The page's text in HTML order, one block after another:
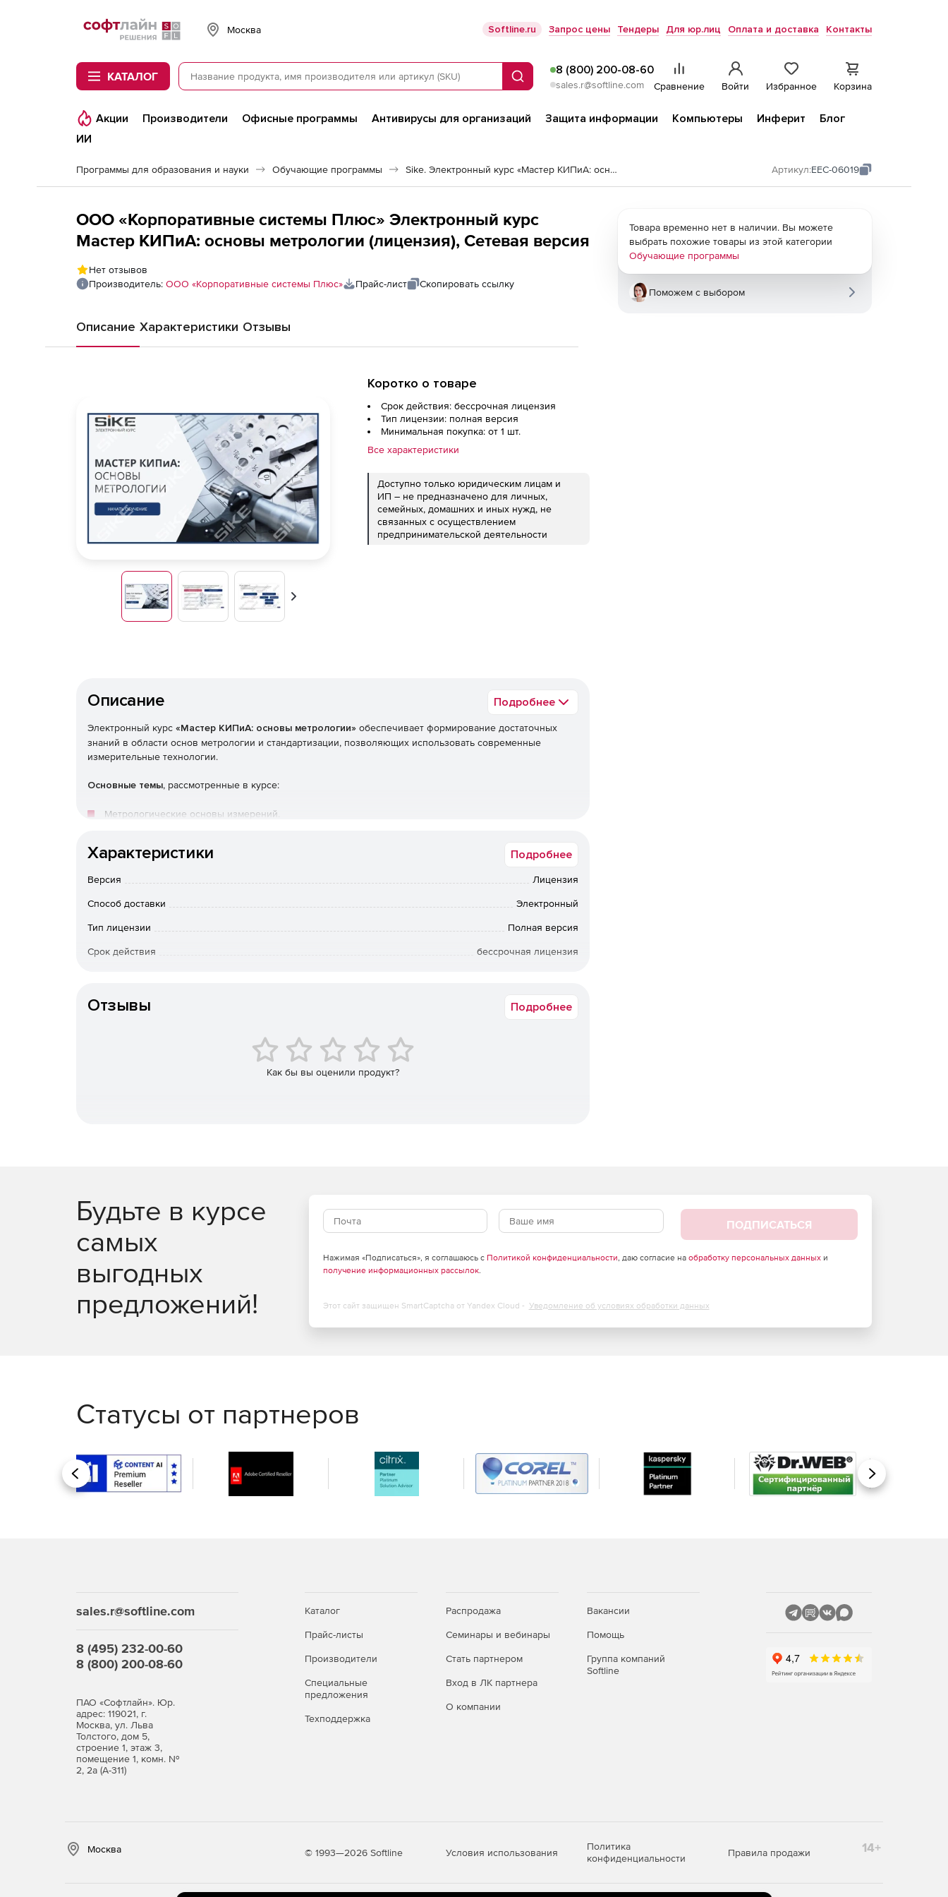
Softline
Москва Softline.ru Запрос цены Тендеры Для юр.лиц Оплата и доставка Контакты
КАТАЛОГ Поиск
8 (800) 200-08-60
sales.r@softline.com Сравнение Войти Избранное Корзина
Акции Производители Офисные программы Антивирусы для организаций Защита информации Компьютеры Инферит
Блог
ИИ
Программы для образования и науки Обучающие программы Sike. Электронный курс «Мастер КИПиА: основы метрологии» Артикул:EEC-06019
ООО «Корпоративные системы Плюс» Электронный курс
Мастер КИПиА: основы метрологии (лицензия), Сетевая версия
Нет отзывов
Производитель: ООО «Корпоративные системы Плюс» Прайс-лист Скопировать ссылку
Описание Характеристики Отзывы
Вперед
Коротко о товаре
Срок действия: бессрочная лицензия
Тип лицензии: полная версия
Минимальная покупка: от 1 шт.
Все характеристики
Доступно только юридическим лицам и
ИП – не предназначено для личных,
семейных, домашних и иных нужд, не
связанных с осуществлением
предпринимательской деятельности
Описание Подробнее
Электронный курс «Мастер КИПиА: основы метрологии» обеспечивает формирование достаточных
знаний в области основ метрологии и стандартизации, позволяющих использовать современные
измерительные технологии.
Основные темы, рассмотренные в курсе:
Метрологические основы измерений.
Характеристики Подробнее
Версия Лицензия
Способ доставки Электронный
Тип лицензии Полная версия
Срок действия бессрочная лицензия
Отзывы Подробнее
Как бы вы оценили продукт?
Товара временно нет в наличии. Вы можете
выбрать похожие товары из этой категории
Обучающие программы
Поможем с выбором
Будьте в курсе
самых
выгодных
предложений!
ПОДПИСАТЬСЯ
Нажимая «Подписаться», я соглашаюсь с Политикой конфиденциальности, даю согласие на обработку персональных данныхи
получение информационных рассылок.
Этот сайт защищен SmartCaptcha от Yandex Cloud - Уведомление об условиях обработки данных
Статусы от партнеров
Назад Вперед
sales.r@softline.com
8 (495) 232-00-60
8 (800) 200-08-60
ПАО «Софтлайн». Юр.
адрес: 119021, г.
Москва, ул. Льва
Толстого, дом 5,
строение 1, этаж 3,
помещение 1, комн. №
2, 2а (А-311)
Каталог
Прайс-листы
Производители
Специальные
предложения
Техподдержка
Распродажа
Семинары и вебинары
Стать партнером
Вход в ЛК партнера
О компании
Вакансии
Помощь
Группа компаний
Softline
Москва © 1993—2026 Softline Условия использования
Политика
конфиденциальности
Правила продажи 14+